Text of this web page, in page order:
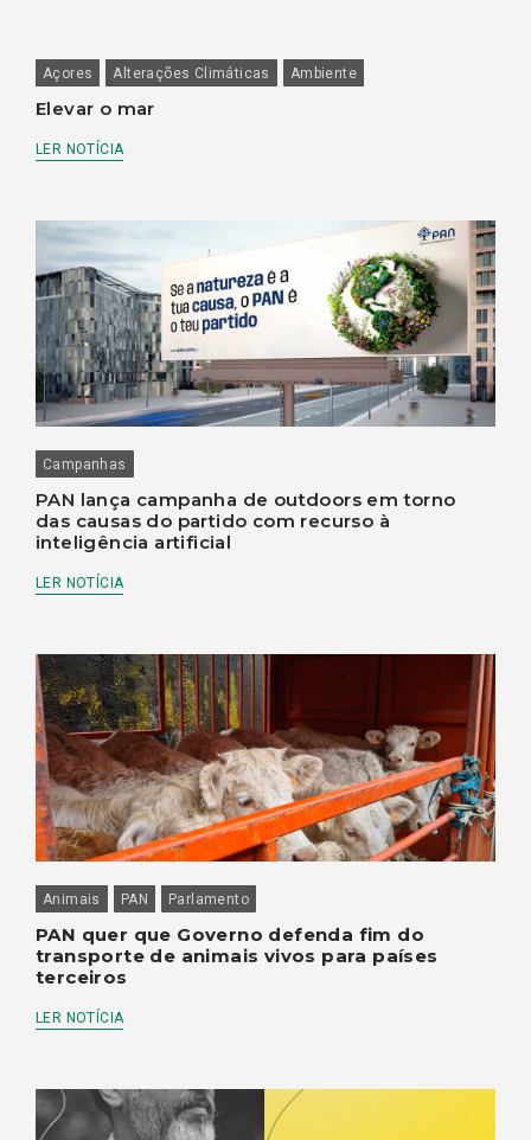
Açores Alterações Climáticas Ambiente
Elevar o mar
LER NOTÍCIA
Campanhas
PAN lança campanha de outdoors em torno
das causas do partido com recurso à
inteligência artificial
LER NOTÍCIA
Animais PAN Parlamento
PAN quer que Governo defenda fim do
transporte de animais vivos para países
terceiros
LER NOTÍCIA